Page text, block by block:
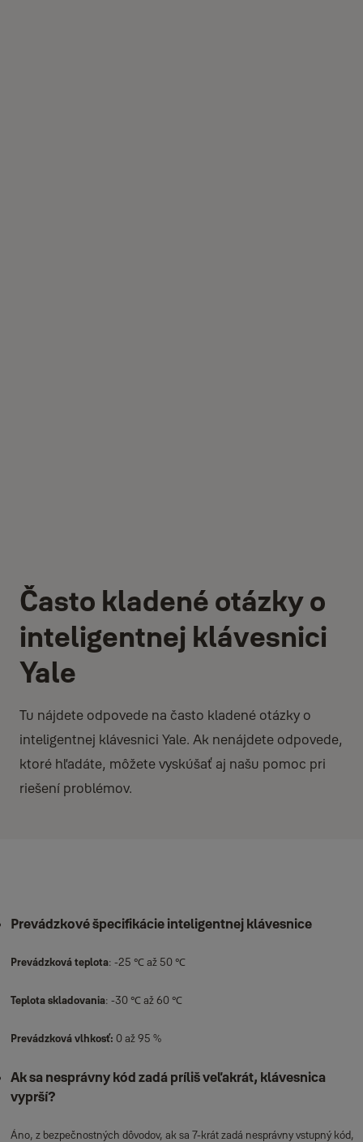
Často kladené otázky o
inteligentnej klávesnici
Yale
Tu nájdete odpovede na často kladené otázky o
inteligentnej klávesnici Yale. Ak nenájdete odpovede,
ktoré hľadáte, môžete vyskúšať aj našu pomoc pri
riešení problémov.
Prevádzkové špecifikácie inteligentnej klávesnice
Prevádzková teplota: -25 ℃ až 50 ℃
Teplota skladovania: -30 ℃ až 60 ℃
Prevádzková vlhkosť: 0 až 95 %
Ak sa nesprávny kód zadá príliš veľakrát, klávesnica
vyprší?
Áno, z bezpečnostných dôvodov, ak sa 7-krát zadá nesprávny vstupný kód,